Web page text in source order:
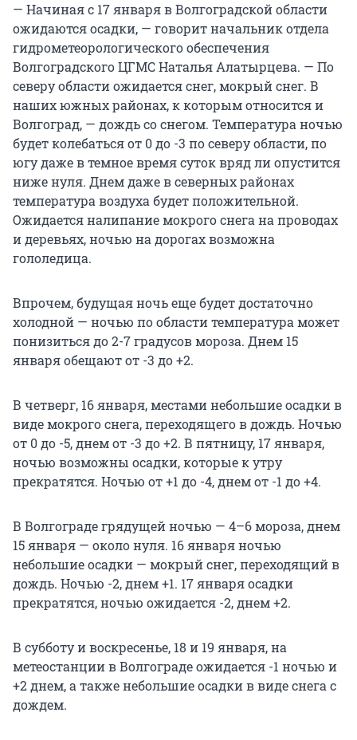
— Начиная с 17 января в Волгоградской области
ожидаются осадки, — говорит начальник отдела
гидрометеорологического обеспечения
Волгоградского ЦГМС Наталья Алатырцева. — По
северу области ожидается снег, мокрый снег. В
наших южных районах, к которым относится и
Волгоград, — дождь со снегом. Температура ночью
будет колебаться от 0 до -3 по северу области, по
югу даже в темное время суток вряд ли опустится
ниже нуля. Днем даже в северных районах
температура воздуха будет положительной.
Ожидается налипание мокрого снега на проводах
и деревьях, ночью на дорогах возможна
гололедица.
Впрочем, будущая ночь еще будет достаточно
холодной — ночью по области температура может
понизиться до 2-7 градусов мороза. Днем 15
января обещают от -3 до +2.
В четверг, 16 января, местами небольшие осадки в
виде мокрого снега, переходящего в дождь. Ночью
от 0 до -5, днем от -3 до +2. В пятницу, 17 января,
ночью возможны осадки, которые к утру
прекратятся. Ночью от +1 до -4, днем от -1 до +4.
В Волгограде грядущей ночью — 4–6 мороза, днем
15 января — около нуля. 16 января ночью
небольшие осадки — мокрый снег, переходящий в
дождь. Ночью -2, днем +1. 17 января осадки
прекратятся, ночью ожидается -2, днем +2.
В субботу и воскресенье, 18 и 19 января, на
метеостанции в Волгограде ожидается -1 ночью и
+2 днем, а также небольшие осадки в виде снега с
дождем.